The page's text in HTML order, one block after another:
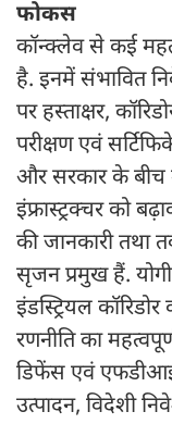
फोकस
कॉन्क्लेव से कई
है. इनमें संभावित
पर हस्ताक्षर,
परीक्षण एवं
और सरकार के बीच
इंफ्रास्ट्रक्चर को
की जानकारी तथा
सृजन प्रमुख हैं.
इंडस्ट्रियल
रणनीति का
डिफेंस एवं एफडीआई
उत्पादन, विदेशी